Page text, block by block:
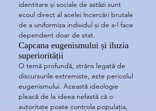
identitare și sociale de astăzi sunt
ecoul direct al acelei încercări brutale
de a uniformiza individul și de a-l face
dependent doar de stat.
Capcana eugenismului și iluzia
superiorității
O temă profundă, strâns legată de
discursurile extremiste, este pericolul
eugenismului. Această ideologie
pleacă de la ideea nefastă că o
autoritate poate controla populația,